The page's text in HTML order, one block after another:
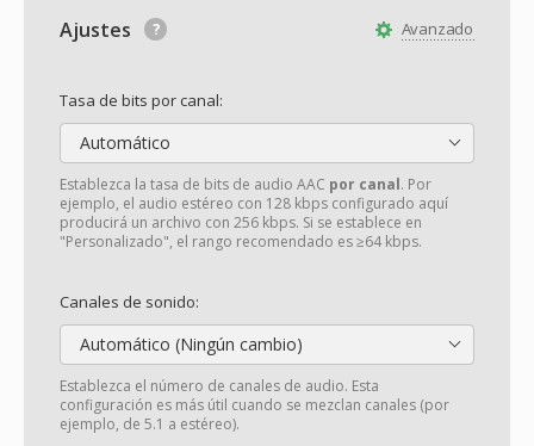
Avanzado
Ajustes
Tasa de bits por canal:
Automático
Establezca la tasa de bits de audio AAC por canal. Por
ejemplo, el audio estéreo con 128 kbps configurado aquí
producirá un archivo con 256 kbps. Si se establece en
"Personalizado", el rango recomendado es ≥64 kbps.
Canales de sonido:
Automático (Ningún cambio)
Establezca el número de canales de audio. Esta
configuración es más útil cuando se mezclan canales (por
ejemplo, de 5.1 a estéreo).